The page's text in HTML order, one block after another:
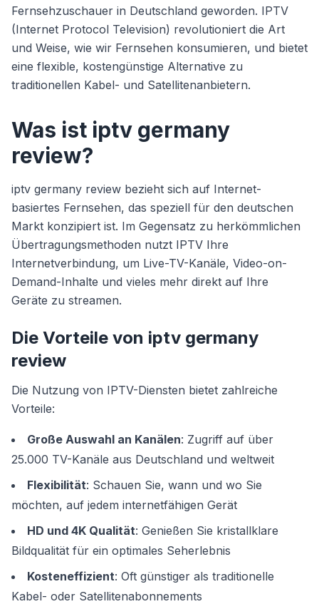
Fernsehzuschauer in Deutschland geworden. IPTV
(Internet Protocol Television) revolutioniert die Art
und Weise, wie wir Fernsehen konsumieren, und bietet
eine flexible, kostengünstige Alternative zu
traditionellen Kabel- und Satellitenanbietern.
Was ist iptv germany
review?
iptv germany review bezieht sich auf Internet-
basiertes Fernsehen, das speziell für den deutschen
Markt konzipiert ist. Im Gegensatz zu herkömmlichen
Übertragungsmethoden nutzt IPTV Ihre
Internetverbindung, um Live-TV-Kanäle, Video-on-
Demand-Inhalte und vieles mehr direkt auf Ihre
Geräte zu streamen.
Die Vorteile von iptv germany
review
Die Nutzung von IPTV-Diensten bietet zahlreiche
Vorteile:
Große Auswahl an Kanälen: Zugriff auf über
25.000 TV-Kanäle aus Deutschland und weltweit
Flexibilität: Schauen Sie, wann und wo Sie
möchten, auf jedem internetfähigen Gerät
HD und 4K Qualität: Genießen Sie kristallklare
Bildqualität für ein optimales Seherlebnis
Kosteneffizient: Oft günstiger als traditionelle
Kabel- oder Satellitenabonnements